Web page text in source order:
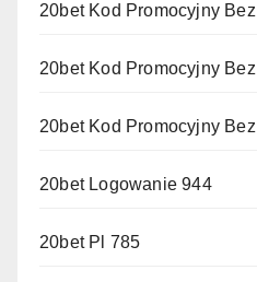
20bet Kod Promocyjny
20bet Kod Promocyjny
20bet Kod Promocyjny
20bet Logowanie 944
20bet Pl 785